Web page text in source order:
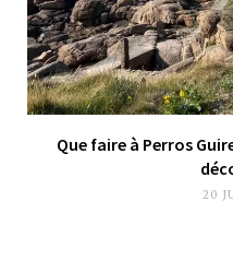
Que faire à Perros
20